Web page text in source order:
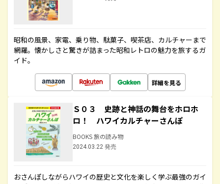
昭和の風景、家電、乗り物、駄菓子、喫茶店、カルチャーまで
網羅。懐かしさと驚きが詰まった昭和レトロの魅力を旅するガ
イド。
詳細を見る
Ｓ０３ 史跡と神話の舞台をホロホ
ロ！ ハワイカルチャーさんぽ
BOOKS 旅の読み物
2024.03.22 発売
おさんぽしながらハワイの歴史と文化を楽しく学ぶ最強のガイ